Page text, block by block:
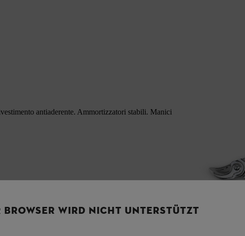
antiaderente. Ammortizzatori stabili. Manici
BROWSER WIRD NICHT UNTERSTÜTZT